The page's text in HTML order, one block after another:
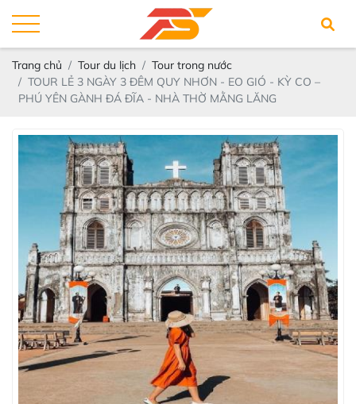
Trang chủ Tour du lịch
Tour trong nước
TOUR LẺ 3 NGÀY 3 ĐÊM QUY NHƠN - EO GIÓ - KỲ CO –
PHÚ YÊN GÀNH ĐÁ ĐĨA - NHÀ THỜ MẰNG LĂNG